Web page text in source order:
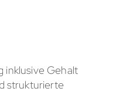
inklusive Gehalt
strukturierte